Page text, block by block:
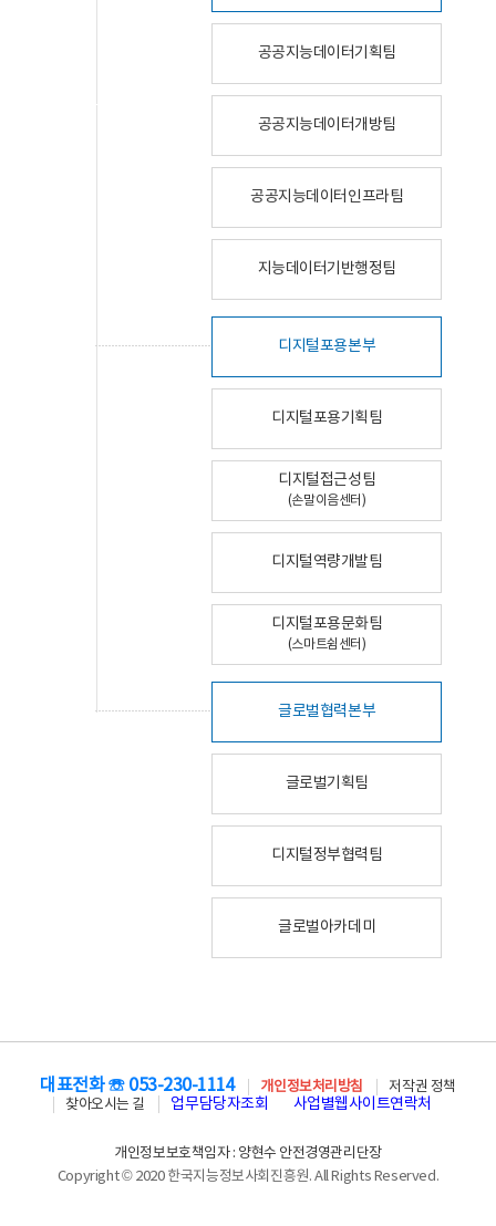
공공지능데이터기획팀
공공지능데이터개방팀
공공지능데이터인프라팀
지능데이터기반행정팀
디지털포용본부
디지털포용기획팀
디지털접근성팀
(손말이음센터)
디지털역량개발팀
디지털포용문화팀
(스마트쉼센터)
글로벌협력본부
글로벌기획팀
디지털정부협력팀
글로벌아카데미
대표전화 ☏ 053-230-1114 개인정보처리방침
저작권 정책
찾아오시는 길
업무담당자조회 사업별웹사이트연락처
개인정보보호책임자 : 양현수 안전경영관리단장
Copyright © 2020 한국지능정보사회진흥원. All Rights Reserved.